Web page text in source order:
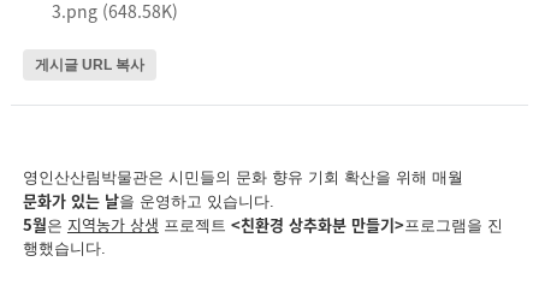
3.png (648.58K)
게시글 URL 복사
영인산산림박물관은 시민들의 문화 향유 기회 확산을 위해 매월
문화가 있는 날을 운영하고 있습니다.
5월은 지역농가 상생 프로젝트 <친환경 상추화분 만들기>프로그램을 진
행했습니다.